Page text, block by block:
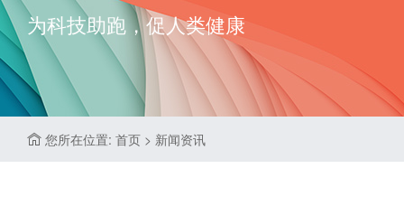
为科技助跑，促人类健康
您所在位置: 首页 > 新闻资讯